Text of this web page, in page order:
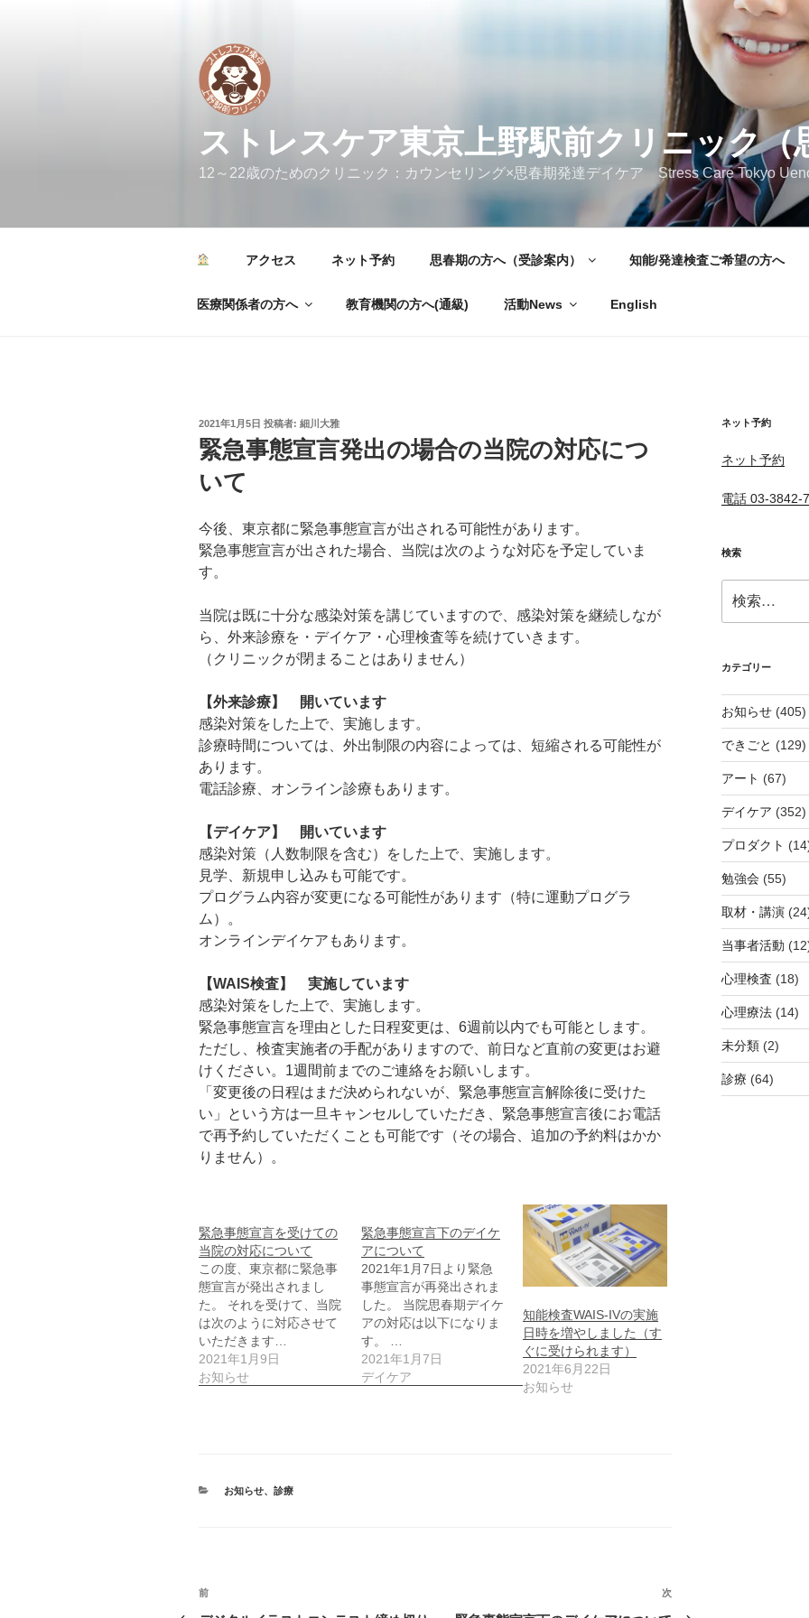
ストレスケア東京上野駅前クリニック（
12～22歳のためのクリニック：カウンセリング×思春期発達デイケア Stress Care Tokyo
アクセス ネット予約 思春期の方へ（受診案内） 知能/発達検査ご希望の方へ
医療関係者の方へ 教育機関の方へ(通級) 活動News English
投
稿
日:
2021年1月5日 投稿者: 細川大雅
緊急事態宣言発出の場合の当院の対応につ
いて
今後、東京都に緊急事態宣言が出される可能性があります。
緊急事態宣言が出された場合、当院は次のような対応を予定していま
す。
当院は既に十分な感染対策を講じていますので、感染対策を継続しなが
ら、外来診療を・デイケア・心理検査等を続けていきます。
（クリニックが閉まることはありません）
【外来診療】 開いています
感染対策をした上で、実施します。
診療時間については、外出制限の内容によっては、短縮される可能性が
あります。
電話診療、オンライン診療もあります。
【デイケア】 開いています
感染対策（人数制限を含む）をした上で、実施します。
見学、新規申し込みも可能です。
プログラム内容が変更になる可能性があります（特に運動プログラ
ム）。
オンラインデイケアもあります。
【WAIS検査】 実施しています
感染対策をした上で、実施します。
緊急事態宣言を理由とした日程変更は、6週前以内でも可能とします。
ただし、検査実施者の手配がありますので、前日など直前の変更はお避
けください。1週間前までのご連絡をお願いします。
「変更後の日程はまだ決められないが、緊急事態宣言解除後に受けた
い」という方は一旦キャンセルしていただき、緊急事態宣言後にお電話
で再予約していただくことも可能です（その場合、追加の予約料はかか
りません）。
緊急事態宣言を受けての
当院の対応について
この度、東京都に緊急事
態宣言が発出されまし
た。 それを受けて、当院
は次のように対応させて
いただきます…
2021年1月9日
お知らせ
緊急事態宣言下のデイケ
アについて
2021年1月7日より緊急
事態宣言が再発出されま
した。 当院思春期デイケ
アの対応は以下になりま
す。 …
2021年1月7日
デイケア
知能検査WAIS-IVの実施
日時を増やしました（す
ぐに受けられます）
2021年6月22日
お知らせ
カ
お知らせ、 診療
投
前
前
次
次
ネット予約
ネット予約
電話 03-3842-
検索
索:
カテゴリー
お知らせ(405)
できごと (129)
アート (67)
デイケア (352)
プロダクト
勉強会(55)
取材・講演
当事者活動
心理検査 (18)
心理療法(14)
未分類(2)
診療 (64)